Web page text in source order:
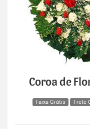
Coroa de
Faixa Grátis Frete